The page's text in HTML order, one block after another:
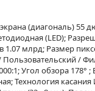
(диагональ) 55
(LED);
1.07 млрд; Размер
/
Угол обзора 178°
Технология